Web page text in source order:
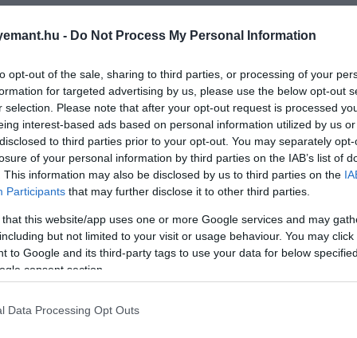
- Do Not Process My Personal Information
opt-out of the sale, sharing to third parties, or processing of your
for targeted advertising by us, please use the below opt-out
selection. Please note that after your opt-out request is processed
interest-based ads based on personal information utilized by us
to third parties prior to your opt-out. You may separately
of your personal information by third parties on the IAB’s list of
This information may also be disclosed by us to third parties on the
Participants that may further disclose it to other third parties.
that this website/app uses one or more Google services and may
but not limited to your visit or usage behaviour. You may
to Google and its third-party tags to use your data for below
consent section.
Data Processing Opt Outs